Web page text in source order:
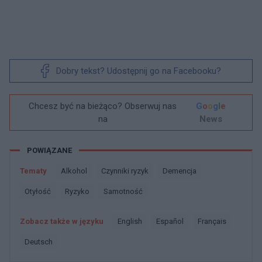
Dobry tekst? Udostępnij go na Facebooku?
Chcesz być na bieżąco? Obserwuj nas
na
Google
News
POWIĄZANE
Tematy Alkohol Czynniki ryzyk Demencja
Otyłość Ryzyko Samotność
Zobacz także w języku english español français
deutsch